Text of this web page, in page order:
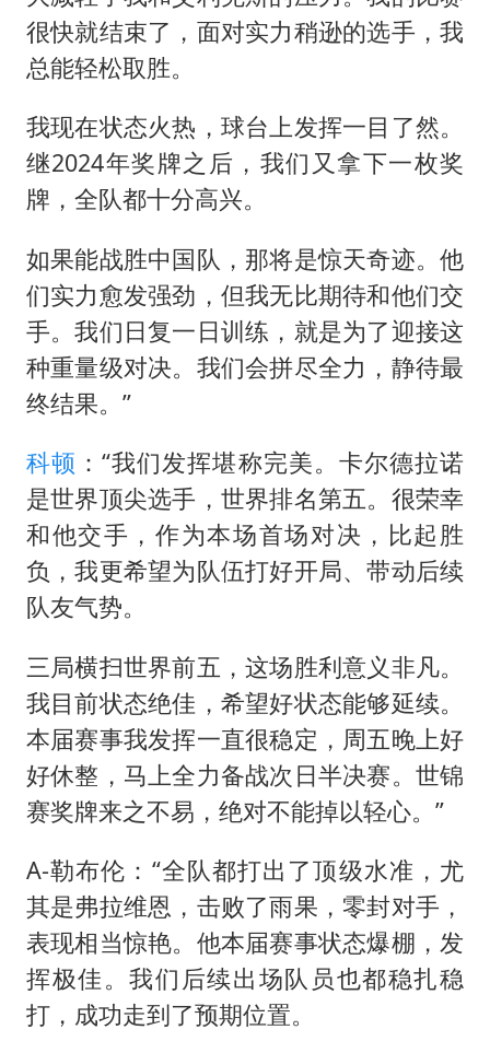
很快就结束了，面对实力稍逊的选手，我
总能轻松取胜。
我现在状态火热，球台上发挥一目了然。
继2024年奖牌之后，我们又拿下一枚奖
牌，全队都十分高兴。
如果能战胜中国队，那将是惊天奇迹。他
们实力愈发强劲，但我无比期待和他们交
手。我们日复一日训练，就是为了迎接这
种重量级对决。我们会拼尽全力，静待最
终结果。”
科顿 ：“我们发挥堪称完美。卡尔德拉诺
是世界顶尖选手，世界排名第五。很荣幸
和他交手，作为本场首场对决，比起胜
负，我更希望为队伍打好开局、带动后续
队友气势。
三局横扫世界前五，这场胜利意义非凡。
我目前状态绝佳，希望好状态能够延续。
本届赛事我发挥一直很稳定，周五晚上好
好休整，马上全力备战次日半决赛。世锦
赛奖牌来之不易，绝对不能掉以轻心。”
A-勒布伦：“全队都打出了顶级水准，尤
其是弗拉维恩，击败了雨果，零封对手，
表现相当惊艳。他本届赛事状态爆棚，发
挥极佳。我们后续出场队员也都稳扎稳
打，成功走到了预期位置。